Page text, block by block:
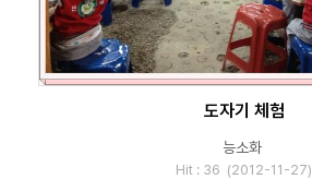
도자기 체험
능소화
Hit : 36 (2012-11-27)